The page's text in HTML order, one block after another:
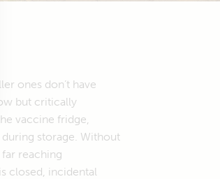
ones don’t have
but critically
vaccine fridge,
storage. Without
reaching
closed, incidental